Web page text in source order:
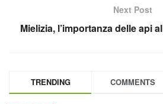
Next Post
Mielizia, l’importanza delle api
TRENDING COMMENTS